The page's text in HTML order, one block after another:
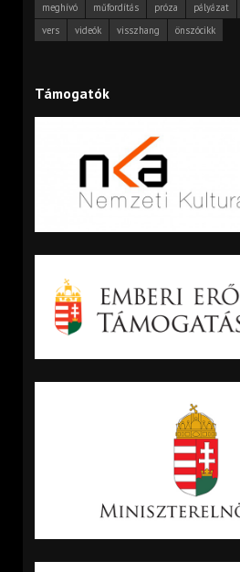
meghívó
műfordítás próza pályázat
vers
videók visszhang önszócikk
Támogatók